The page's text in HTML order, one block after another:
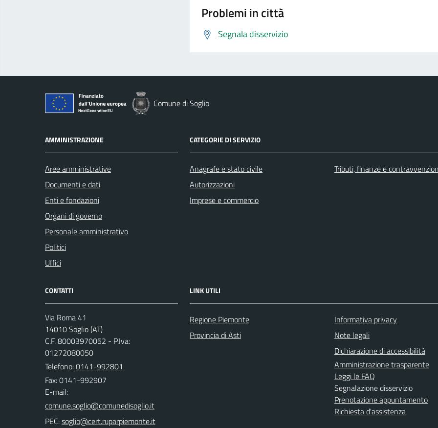
Problemi in città
Segnala disservizio
Comune di Soglio
AMMINISTRAZIONE
Aree amministrative
Documenti e dati
Enti e fondazioni
Organi di governo
Personale amministrativo
Politici
Uffici
CATEGORIE DI SERVIZIO
Anagrafe e stato civile
Autorizzazioni
Imprese e commercio
Tributi, finanze e
CONTATTI
Via Roma 41
14010 Soglio (AT)
C.F. 80003970052 - P.Iva:
01272080050
Telefono:0141-992801
Fax: 0141-992907
E-mail:
PEC:
LINK UTILI
Regione Piemonte
Provincia di Asti
Informativa privacy
Note legali
Dichiarazione di accessibilità
Amministrazione trasparente
Leggi le FAQ
Segnalazione disservizio
Prenotazione appuntamento
Richiesta d'assistenza